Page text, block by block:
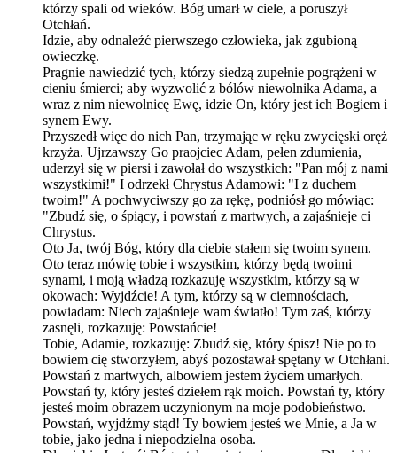
którzy spali od wieków. Bóg umarł w ciele, a poruszył
Otchłań.
Idzie, aby odnaleźć pierwszego człowieka, jak zgubioną
owieczkę.
Pragnie nawiedzić tych, którzy siedzą zupełnie pogrążeni w
cieniu śmierci; aby wyzwolić z bólów niewolnika Adama, a
wraz z nim niewolnicę Ewę, idzie On, który jest ich Bogiem i
synem Ewy.
Przyszedł więc do nich Pan, trzymając w ręku zwycięski oręż
krzyża. Ujrzawszy Go praojciec Adam, pełen zdumienia,
uderzył się w piersi i zawołał do wszystkich: "Pan mój z nami
wszystkimi!" I odrzekł Chrystus Adamowi: "I z duchem
twoim!" A pochwyciwszy go za rękę, podniósł go mówiąc:
"Zbudź się, o śpiący, i powstań z martwych, a zajaśnieje ci
Chrystus.
Oto Ja, twój Bóg, który dla ciebie stałem się twoim synem.
Oto teraz mówię tobie i wszystkim, którzy będą twoimi
synami, i moją władzą rozkazuję wszystkim, którzy są w
okowach: Wyjdźcie! A tym, którzy są w ciemnościach,
powiadam: Niech zajaśnieje wam światło! Tym zaś, którzy
zasnęli, rozkazuję: Powstańcie!
Tobie, Adamie, rozkazuję: Zbudź się, który śpisz! Nie po to
bowiem cię stworzyłem, abyś pozostawał spętany w Otchłani.
Powstań z martwych, albowiem jestem życiem umarłych.
Powstań ty, który jesteś dziełem rąk moich. Powstań ty, który
jesteś moim obrazem uczynionym na moje podobieństwo.
Powstań, wyjdźmy stąd! Ty bowiem jesteś we Mnie, a Ja w
tobie, jako jedna i niepodzielna osoba.